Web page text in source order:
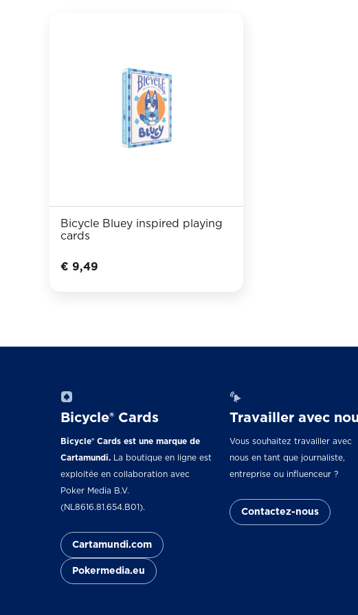
Bicycle Bluey inspired playing
cards
€ 9,49
Bicycle® Cards
Bicycle® Cards est une marque de
Cartamundi.
La boutique en ligne est
exploitée en collaboration avec
Poker Media B.V.
(NL8616.81.654.B01).
Cartamundi.com
Pokermedia.eu
Travailler avec
Vous souhaitez travailler avec
nous en tant que journaliste,
entreprise ou influenceur ?
Contactez-nous